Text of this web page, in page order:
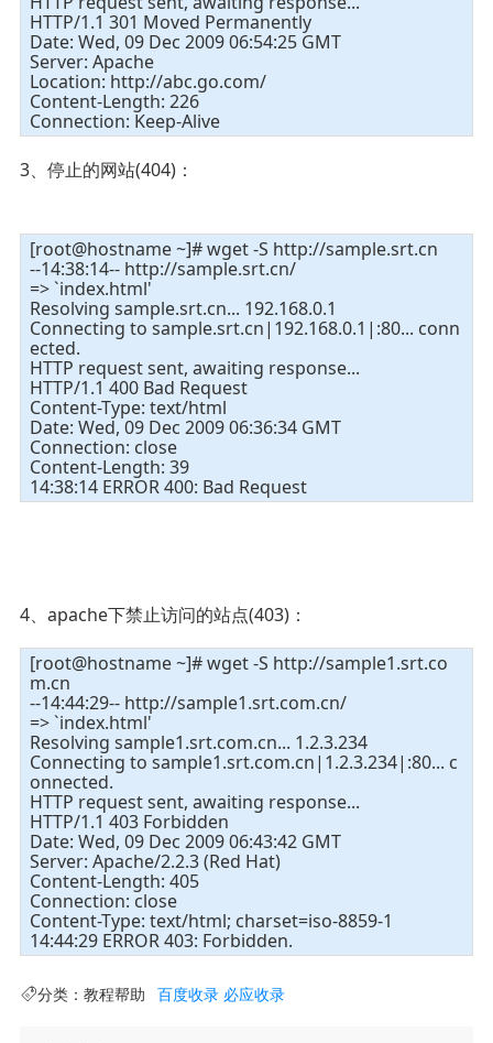
HTTP/1.1 301 Moved Permanently
Date: Wed, 09 Dec 2009 06:54:25 GMT
Server: Apache
Location: http://abc.go.com/
Content-Length: 226
Connection: Keep-Alive
3、停止的网站(404)：
[root@hostname ~]# wget -S http://sample.srt.cn
--14:38:14-- http://sample.srt.cn/
=> `index.html'
Resolving sample.srt.cn... 192.168.0.1
Connecting to sample.srt.cn|192.168.0.1|:80... conn
ected.
HTTP request sent, awaiting response...
HTTP/1.1 400 Bad Request
Content-Type: text/html
Date: Wed, 09 Dec 2009 06:36:34 GMT
Connection: close
Content-Length: 39
14:38:14 ERROR 400: Bad Request
4、apache下禁止访问的站点(403)：
[root@hostname ~]# wget -S http://sample1.srt.co
m.cn
--14:44:29-- http://sample1.srt.com.cn/
=> `index.html'
Resolving sample1.srt.com.cn... 1.2.3.234
Connecting to sample1.srt.com.cn|1.2.3.234|:80... c
onnected.
HTTP request sent, awaiting response...
HTTP/1.1 403 Forbidden
Date: Wed, 09 Dec 2009 06:43:42 GMT
Server: Apache/2.2.3 (Red Hat)
Content-Length: 405
Connection: close
Content-Type: text/html; charset=iso-8859-1
14:44:29 ERROR 403: Forbidden.
分类： 教程帮助 百度收录 必应收录